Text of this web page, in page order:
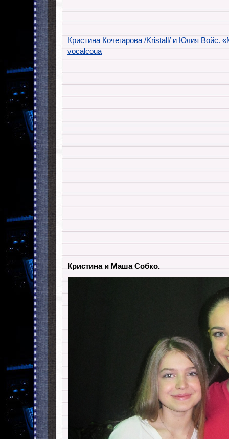
Кристина Кочегарова /Kristall/ и Юлия Войс.
vocalcoua
Кристина и Маша Собко.